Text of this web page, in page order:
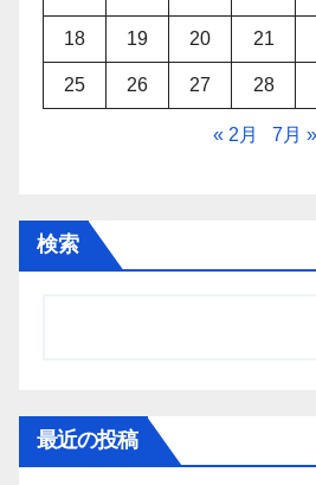
18 19 20 21
25 26 27 28
« 2月 7月 »
検索
最近の投稿